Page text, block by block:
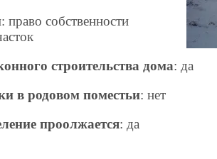
: право собственности
строительства дома: да
в родовом поместьи: нет
проолжается: да